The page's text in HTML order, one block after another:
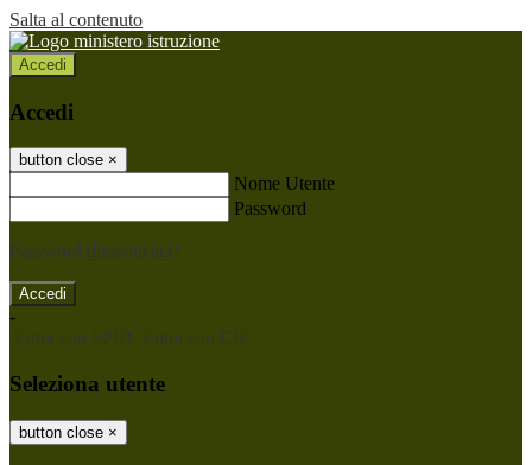
Salta al contenuto
Accedi
Accedi
button close ×
Nome Utente
Password
Password dimenticata?
-
Entra con SPID Entra con CIE
Seleziona utente
button close ×